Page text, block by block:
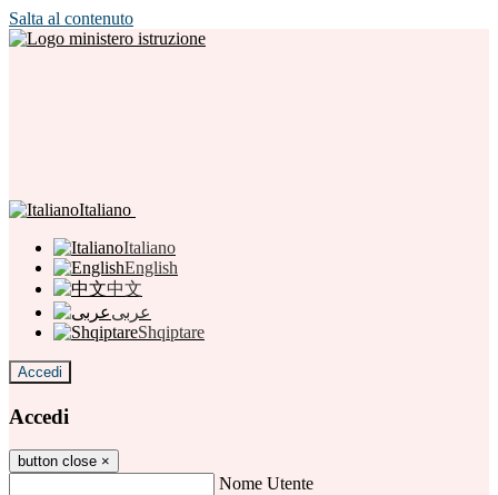
Salta al contenuto
Italiano
Italiano
English
中文
عربى
Shqiptare
Accedi
Accedi
button close ×
Nome Utente